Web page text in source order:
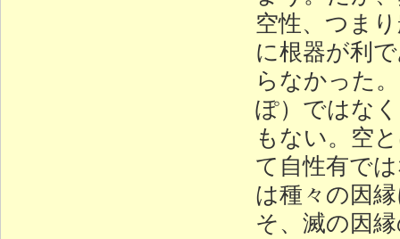
空性、つま
に根器が利
らなかった
ぽ）ではな
もない。空
て自性有で
は種々の因
そ、滅の因